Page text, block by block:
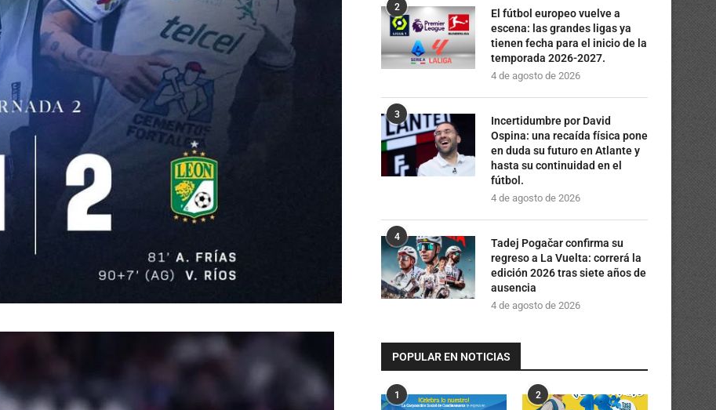
2
El fútbol europeo vuelve a
escena: las grandes ligas ya
tienen fecha para el inicio de la
temporada 2026-2027.
4 de agosto de 2026
3
Incertidumbre por David
Ospina: una recaída física pone
en duda su futuro en Atlante y
hasta su continuidad en el
fútbol.
4 de agosto de 2026
4
Tadej Pogačar confirma su
regreso a La Vuelta: correrá la
edición 2026 tras siete años de
ausencia
4 de agosto de 2026
POPULAR EN NOTICIAS
1 2